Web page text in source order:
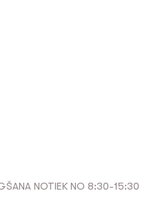
NOTIEK NO 8:30-15:30